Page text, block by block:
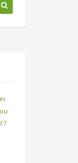
?